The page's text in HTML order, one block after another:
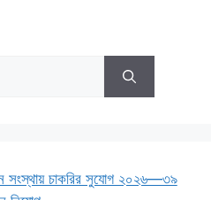
সংস্থায় চাকরির সুযোগ ২০২৬—৩৯